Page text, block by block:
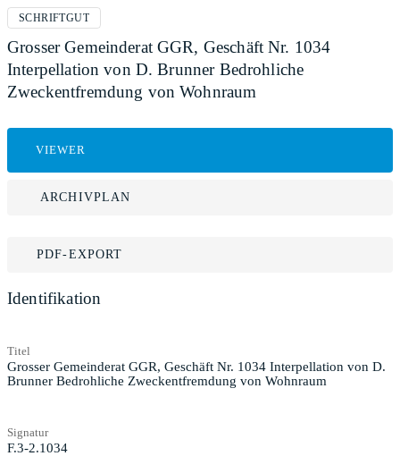
SCHRIFTGUT
Grosser Gemeinderat GGR, Geschäft Nr. 1034
Interpellation von D. Brunner Bedrohliche
Zweckentfremdung von Wohnraum
VIEWER
ARCHIVPLAN
PDF-EXPORT
Identifikation
Titel
Grosser Gemeinderat GGR, Geschäft Nr. 1034 Interpellation von D.
Brunner Bedrohliche Zweckentfremdung von Wohnraum
Signatur
F.3-2.1034